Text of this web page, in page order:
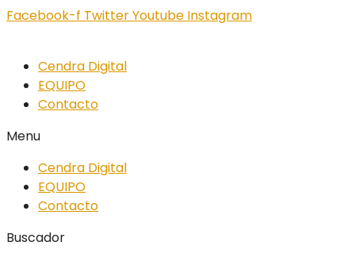
Facebook-f TwitterYoutube Instagram
Cendra Digital
EQUIPO
Contacto
Menu
Cendra Digital
EQUIPO
Contacto
Buscador